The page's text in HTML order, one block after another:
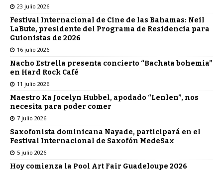
23 julio 2026
Festival Internacional de Cine de las Bahamas: Neil
LaBute, presidente del Programa de Residencia para
Guionistas de 2026
16 julio 2026
Nacho Estrella presenta concierto “Bachata bohemia”
en Hard Rock Café
11 julio 2026
Maestro Ka Jocelyn Hubbel, apodado “Lenlen”, nos
necesita para poder comer
7 julio 2026
Saxofonista dominicana Nayade, participará en el
Festival Internacional de Saxofón MedeSax
5 julio 2026
Hoy comienza la Pool Art Fair Guadeloupe 2026